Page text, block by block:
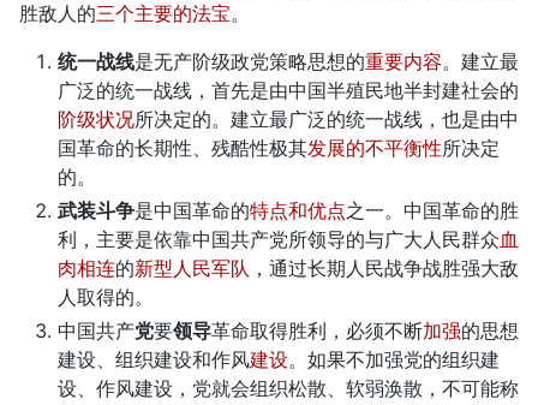
胜敌人的三个主要的法宝。
统一战线是无产阶级政党策略思想的重要内容。建立最
广泛的统一战线，首先是由中国半殖民地半封建社会的
阶级状况所决定的。建立最广泛的统一战线，也是由中
国革命的长期性、残酷性极其发展的不平衡性所决定
的。
武装斗争是中国革命的特点和优点之一。中国革命的胜
利，主要是依靠中国共产党所领导的与广大人民群众血
肉相连的新型人民军队 ，通过长期人民战争战胜强大敌
人取得的。
中国共产党要领导革命取得胜利，必须不断加强的思想
建设、组织建设和作风建设。如果不加强党的组织建
设、作风建设，党就会组织松散、软弱涣散，不可能称